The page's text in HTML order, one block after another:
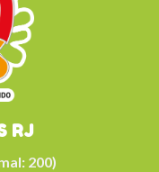
RJ
200)